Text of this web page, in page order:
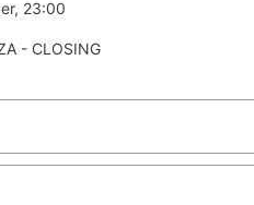
23:00
- CLOSING